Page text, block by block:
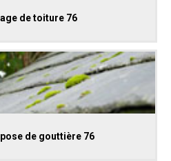
de toiture 76
de gouttière 76